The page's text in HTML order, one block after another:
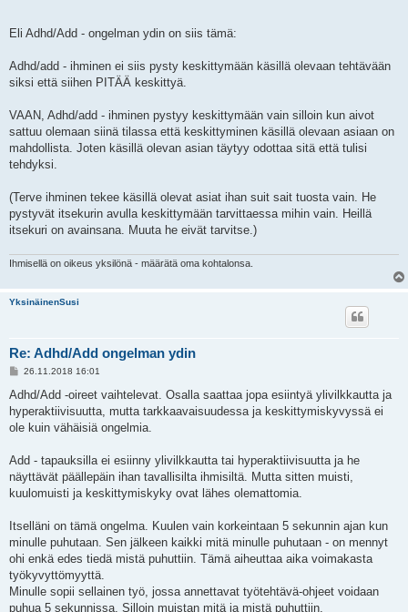
Eli Adhd/Add - ongelman ydin on siis tämä:
Adhd/add - ihminen ei siis pysty keskittymään käsillä olevaan tehtävään
siksi että siihen PITÄÄ keskittyä.
VAAN, Adhd/add - ihminen pystyy keskittymään vain silloin kun aivot
sattuu olemaan siinä tilassa että keskittyminen käsillä olevaan asiaan on
mahdollista. Joten käsillä olevan asian täytyy odottaa sitä että tulisi
tehdyksi.
(Terve ihminen tekee käsillä olevat asiat ihan suit sait tuosta vain. He
pystyvät itsekurin avulla keskittymään tarvittaessa mihin vain. Heillä
itsekuri on avainsana. Muuta he eivät tarvitse.)
Ihmisellä on oikeus yksilönä - määrätä oma kohtalonsa.
YksinäinenSusi
Re: Adhd/Add ongelman ydin
V
e
t
i
26.11.2018 16:01
Adhd/Add -oireet vaihtelevat. Osalla saattaa jopa esiintyä ylivilkkautta ja
hyperaktiivisuutta, mutta tarkkaavaisuudessa ja keskittymiskyvyssä ei
ole kuin vähäisiä ongelmia.
Add - tapauksilla ei esiinny ylivilkkautta tai hyperaktiivisuutta ja he
näyttävät päällepäin ihan tavallisilta ihmisiltä. Mutta sitten muisti,
kuulomuisti ja keskittymiskyky ovat lähes olemattomia.
Itselläni on tämä ongelma. Kuulen vain korkeintaan 5 sekunnin ajan kun
minulle puhutaan. Sen jälkeen kaikki mitä minulle puhutaan - on mennyt
ohi enkä edes tiedä mistä puhuttiin. Tämä aiheuttaa aika voimakasta
työkyvyttömyyttä.
Minulle sopii sellainen työ, jossa annettavat työtehtävä-ohjeet voidaan
puhua 5 sekunnissa. Silloin muistan mitä ja mistä puhuttiin.